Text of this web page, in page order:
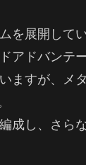
を展開してい
アドバンテ
ますが、メ
成し、さら